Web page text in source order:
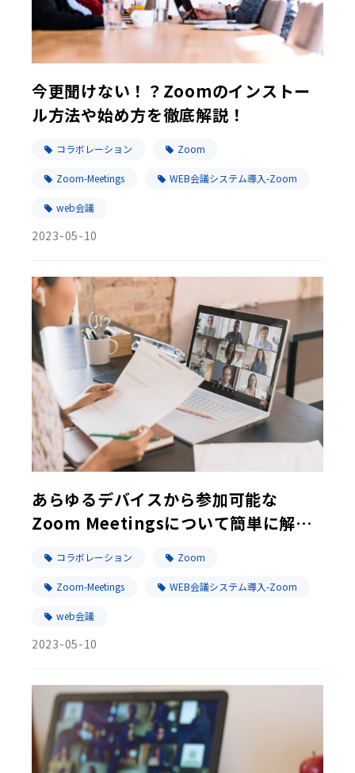
今更聞けない！？Zoomのインストー
ル方法や始め方を徹底解説！
コラボレーション Zoom
Zoom-Meetings WEB会議システム導入-Zoom
web会議
2023-05-10
あらゆるデバイスから参加可能な
Zoom Meetingsについて簡単に解
コラボレーション Zoom
Zoom-Meetings WEB会議システム導入-Zoom
web会議
2023-05-10